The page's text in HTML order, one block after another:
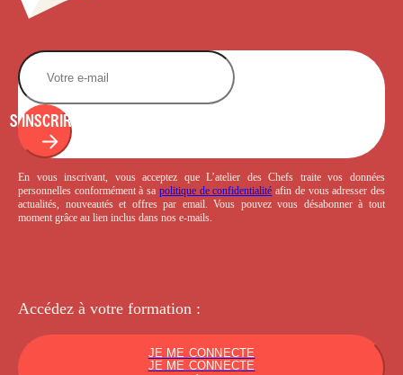
S'INSCRIRE
En vous inscrivant, vous acceptez que L’atelier des Chefs traite vos données
personnelles conformément à sa politique de confidentialité afin de vous adresser des
actualités, nouveautés et offres par email. Vous pouvez vous désabonner à tout
moment grâce au lien inclus dans nos e-mails.
Accédez à votre formation :
JE ME CONNECTE
JE ME CONNECTE